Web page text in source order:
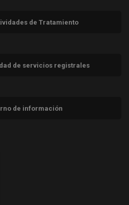
de Tratamiento
de servicios registrales
de información